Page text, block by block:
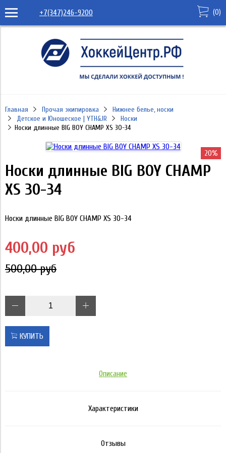
+7(347)246-9200 (0)
Главная Прочая экипировка
Нижнее белье, носки
Детское и Юношеское | YTH&JR
Носки
Носки длинные BIG BOY CHAMP XS 30-34
20%
Носки длинные BIG BOY CHAMP
XS 30-34
Носки длинные BIG BOY CHAMP XS 30-34
400,00 руб
500,00 руб
КУПИТЬ
Описание
Характеристики
Отзывы